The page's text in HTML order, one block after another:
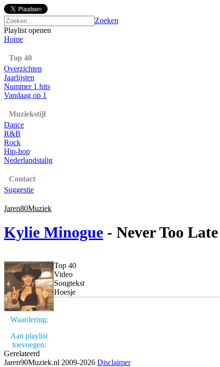
Zoeken
Playlist openen
Home
Top 40
Overzichten
Jaarlijsten
Nummer 1 hits
Vandaag op 1
Muziekstijl
Dance
R&B
Rock
Hip-hop
Nederlandstalig
Contact
Suggestie
Jaren80Muziek
Kylie Minogue - Never Too Late
Waardering:
Aan playlist
toevoegen:
Top 40
Video
Songtekst
Hoesje
Gerelateerd
Jaren90Muziek.nl 2009-2026 Disclaimer